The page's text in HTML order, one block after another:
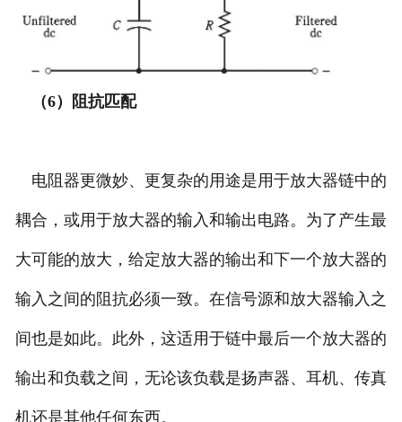
（6）阻抗匹配
电阻器更微妙、更复杂的用途是用于放大器链中的
耦合，或用于放大器的输入和输出电路。为了产生最
大可能的放大，给定放大器的输出和下一个放大器的
输入之间的阻抗必须一致。在信号源和放大器输入之
间也是如此。此外，这适用于链中最后一个放大器的
输出和负载之间，无论该负载是扬声器、耳机、传真
机还是其他任何东西。